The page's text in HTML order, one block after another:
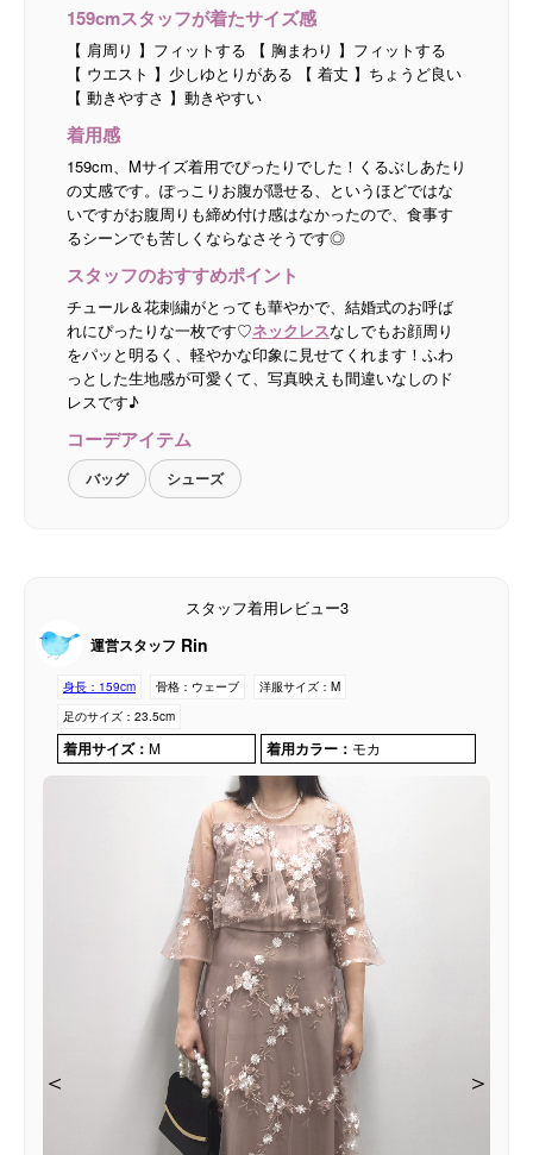
159cmスタッフが着たサイズ感
【 肩周り 】フィットする 【 胸まわり 】フィットする
【 ウエスト 】少しゆとりがある 【 着丈 】ちょうど良い
【 動きやすさ 】動きやすい
着用感
159cm、Mサイズ着用でぴったりでした！くるぶしあたり
の丈感です。ぽっこりお腹が隠せる、というほどではな
いですがお腹周りも締め付け感はなかったので、食事す
るシーンでも苦しくならなさそうです◎
スタッフのおすすめポイント
チュール＆花刺繍がとっても華やかで、結婚式のお呼ば
れにぴったりな一枚です♡ネックレスなしでもお顔周り
をパッと明るく、軽やかな印象に見せてくれます！ふわ
っとした生地感が可愛くて、写真映えも間違いなしのド
レスです♪
コーデアイテム
バッグ シューズ
スタッフ着用レビュー3
運営スタッフ Rin
身長： 159cm 骨格： ウェーブ 洋服サイズ： M
足のサイズ： 23.5cm
着用サイズ： M 着用カラー： モカ
＜ ＞
＜ ＞
＜ ＞
＜ ＞